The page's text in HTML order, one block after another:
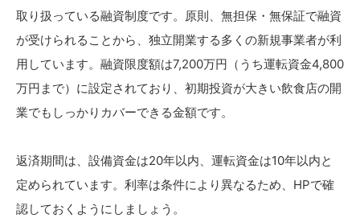
取り扱っている融資制度です。原則、無担保・無保証で融資
が受けられることから、独立開業する多くの新規事業者が利
用しています。融資限度額は7,200万円（うち運転資金4,800
万円まで）に設定されており、初期投資が大きい飲食店の開
業でもしっかりカバーできる金額です。
返済期間は、設備資金は20年以内、運転資金は10年以内と
定められています。利率は条件により異なるため、HPで確
認しておくようにしましょう。